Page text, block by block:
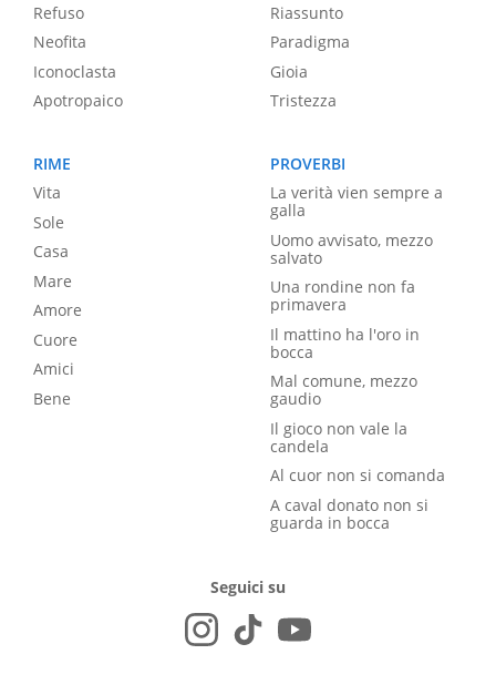
Refuso
Neofita
Iconoclasta
Apotropaico
Riassunto
Paradigma
Gioia
Tristezza
RIME
Vita
Sole
Casa
Mare
Amore
Cuore
Amici
Bene
PROVERBI
La verità vien sempre a
galla
Uomo avvisato, mezzo
salvato
Una rondine non fa
primavera
Il mattino ha l'oro in
bocca
Mal comune, mezzo
gaudio
Il gioco non vale la
candela
Al cuor non si comanda
A caval donato non si
guarda in bocca
Seguici su